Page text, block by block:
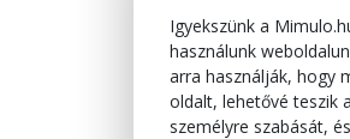
Igyekszünk a
használunk
arra használják, hogy
oldalt, lehetővé teszik
személyre szabását,